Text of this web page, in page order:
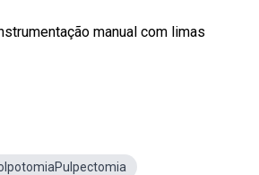
manual com limas